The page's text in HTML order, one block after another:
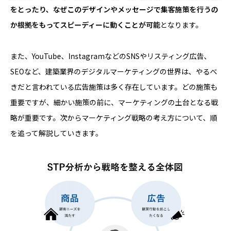
をとったり、なぜこのデザインやメッセージで集客施策を行うの
か根拠をもってスピーディーに動くことが可能となります。
また、YouTube、InstagramなどのSNSやリスティング広告、
SEOなど、建築業界のデジタルマーケティングの世界は、やるべ
きだと言われている広告施策は多く存在しています。どの施策も
重要ですが、細かい施策の前に、マーケティングの土台となる戦
略が重要です。次からマーケティング戦略の考え方について、順
を追って解説していきます。